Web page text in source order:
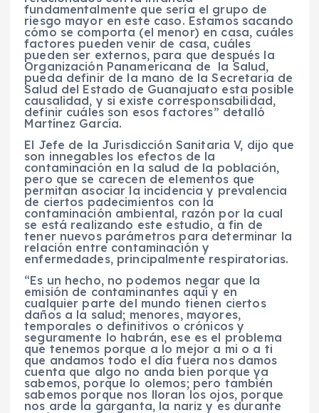
fundamentalmente que sería el grupo de
riesgo mayor en este caso. Estamos sacando
cómo se comporta (el menor) en casa, cuáles
factores pueden venir de casa, cuáles
pueden ser externos, para que después la
Organización Panamericana de la Salud,
pueda definir de la mano de la Secretaria de
Salud del Estado de Guanajuato esta posible
causalidad, y si existe corresponsabilidad,
definir cuáles son esos factores” detalló
Martínez García.
El Jefe de la Jurisdicción Sanitaria V, dijo que
son innegables los efectos de la
contaminación en la salud de la población,
pero que se carecen de elementos que
permitan asociar la incidencia y prevalencia
de ciertos padecimientos con la
contaminación ambiental, razón por la cual
se está realizando este estudio, a fin de
tener nuevos parámetros para determinar la
relación entre contaminación y
enfermedades, principalmente respiratorias.
“Es un hecho, no podemos negar que la
emisión de contaminantes aquí y en
cualquier parte del mundo tienen ciertos
daños a la salud; menores, mayores,
temporales o definitivos o crónicos y
seguramente lo habrán, ese es el problema
que tenemos porque a lo mejor a mi o a ti
que andamos todo el día fuera nos damos
cuenta que algo no anda bien porque ya
sabemos, porque lo olemos; pero también
sabemos porque nos lloran los ojos, porque
nos arde la garganta, la nariz y es durante